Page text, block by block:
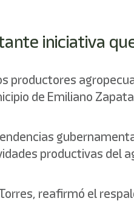
iniciativa
productores
de Emiliano
productivas del
reafirmó el